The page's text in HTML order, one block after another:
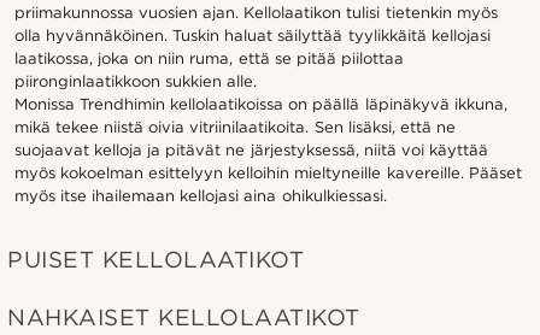
priimakunnossa vuosien ajan. Kellolaatikon tulisi tietenkin myös
olla hyvännäköinen. Tuskin haluat säilyttää tyylikkäitä kellojasi
laatikossa, joka on niin ruma, että se pitää piilottaa
piironginlaatikkoon sukkien alle.
Monissa Trendhimin kellolaatikoissa on päällä läpinäkyvä ikkuna,
mikä tekee niistä oivia vitriinilaatikoita. Sen lisäksi, että ne
suojaavat kelloja ja pitävät ne järjestyksessä, niitä voi käyttää
myös kokoelman esittelyyn kelloihin mieltyneille kavereille. Pääset
myös itse ihailemaan kellojasi aina ohikulkiessasi.
PUISET KELLOLAATIKOT
NAHKAISET KELLOLAATIKOT